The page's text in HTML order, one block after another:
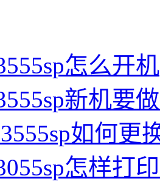
怎么开机
新机要
如何更
怎样打